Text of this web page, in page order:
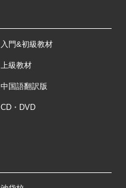
入門&初級教材
上級教材
中国語翻訳版
CD・DVD